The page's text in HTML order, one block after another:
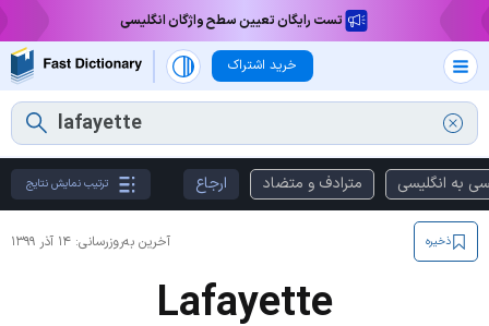
تست رایگان تعیین سطح واژگان انگلیسی
خرید اشتراک
به انگلیسی مترادف و متضاد ارجاع ترتیب نمایش نتایج
آخرین به‌روزرسانی: ۱۴ آذر ۱۳۹۹ ذخیره
Lafayette